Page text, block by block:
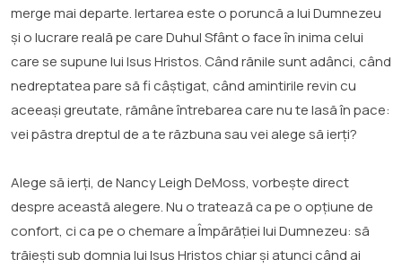
merge mai departe. Iertarea este o poruncă a lui Dumnezeu
și o lucrare reală pe care Duhul Sfânt o face în inima celui
care se supune lui Isus Hristos. Când rănile sunt adânci, când
nedreptatea pare să fi câștigat, când amintirile revin cu
aceeași greutate, rămâne întrebarea care nu te lasă în pace:
vei păstra dreptul de a te răzbuna sau vei alege să ierți?
Alege să ierți, de Nancy Leigh DeMoss, vorbește direct
despre această alegere. Nu o tratează ca pe o opțiune de
confort, ci ca pe o chemare a Împărăției lui Dumnezeu: să
trăiești sub domnia lui Isus Hristos chiar și atunci când ai